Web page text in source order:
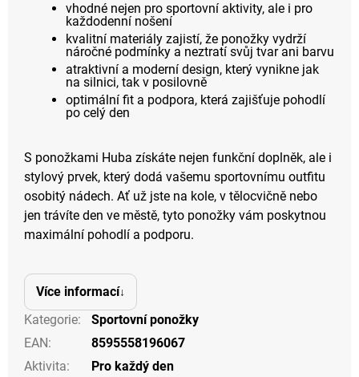
vhodné nejen pro sportovní aktivity, ale i pro
každodenní nošení
kvalitní materiály zajistí, že ponožky vydrží
náročné podmínky a neztratí svůj tvar ani barvu
atraktivní a moderní design, který vynikne jak
na silnici, tak v posilovně
optimální fit a podpora, která zajišťuje pohodlí
po celý den
S ponožkami Huba získáte nejen funkční doplněk, ale i
stylový prvek, který dodá vašemu sportovnímu outfitu
osobitý nádech. Ať už jste na kole, v tělocvičně nebo
jen trávíte den ve městě, tyto ponožky vám poskytnou
maximální pohodlí a podporu.
Více informací
Kategorie:
Sportovní ponožky
EAN:
8595558196067
Aktivita:
Pro každý den